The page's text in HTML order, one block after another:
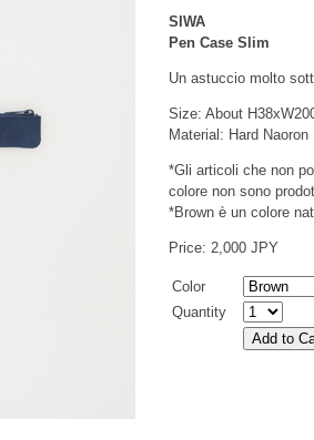
SIWA
Pen Case Slim
Un astuccio molto
Size: About
Material: Hard Naoron
*Gli articoli che non
colore non sono
*Brown è un colore
Price: 2,000 JPY
Color
Quantity